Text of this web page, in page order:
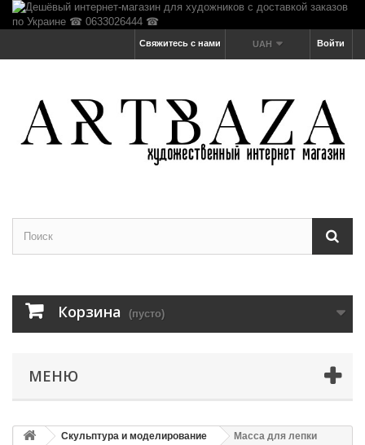
Войти
UAH
Свяжитесь с нами
Корзина (пусто)
МЕНЮ
Скульптура и моделирование
Масса для лепки